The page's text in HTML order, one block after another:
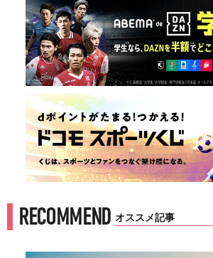
RECOMMEND オススメ記事